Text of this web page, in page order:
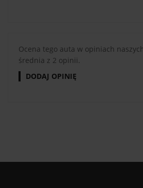
Ocena tego auta w opiniach
średnia z 2 opinii.
DODAJ OPINIĘ